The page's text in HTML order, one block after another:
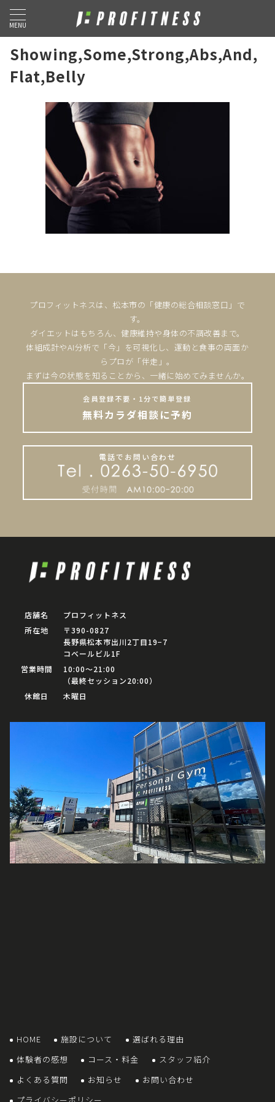
MENU
Showing,Some,Strong,Abs,And,
Flat,Belly
プロフィットネスは、松本市の「健康の総合相談窓口」で
す。
ダイエットはもちろん、健康維持や身体の不調改善まで。
体組成計やAI分析で「今」を可視化し、運動と食事の両面か
らプロが「伴走」。
まずは今の状態を知ることから、一緒に始めてみませんか。
会員登録不要・1分で簡単登録
無料カラダ相談に予約
電話でお問い合わせ
店舗名
プロフィットネス
所在地
〒390-0827
長野県松本市出川2丁目19−7
コベールビル1F
営業時間
10:00〜21:00
（最終セッション20:00）
休館日
木曜日
HOME 施設について
選ばれる理由
体験者の感想
コース・料金
スタッフ紹介
よくある質問
お知らせ
お問い合わせ